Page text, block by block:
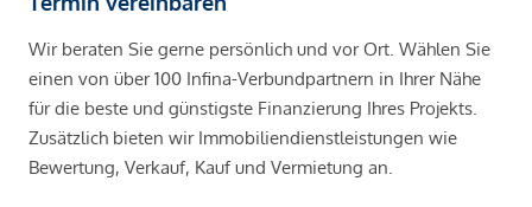
Wir beraten Sie gerne persönlich und vor Ort. Wählen Sie
einen von über 100 Infina-Verbundpartnern in Ihrer Nähe
für die beste und günstigste Finanzierung Ihres Projekts.
Zusätzlich bieten wir Immobiliendienstleistungen wie
Bewertung, Verkauf, Kauf und Vermietung an.